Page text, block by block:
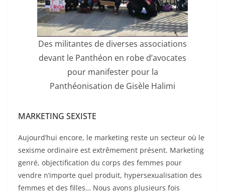
Des militantes de diverses associations
devant le Panthéon en robe d’avocates
pour manifester pour la
Panthéonisation de Gisèle Halimi
MARKETING SEXISTE
Aujourd’hui encore, le marketing reste un secteur où le
sexisme ordinaire est extrêmement présent. Marketing
genré, objectification du corps des femmes pour
vendre n’importe quel produit, hypersexualisation des
femmes et des filles… Nous avons plusieurs fois